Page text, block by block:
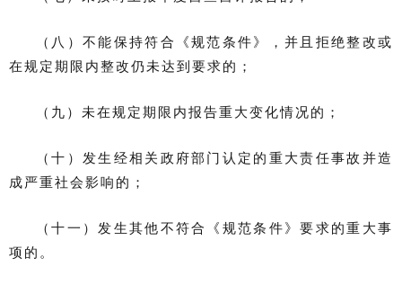
（八）不能保持符合《规范条件》，并且拒绝整改或
在规定期限内整改仍未达到要求的；
（九）未在规定期限内报告重大变化情况的；
（十）发生经相关政府部门认定的重大责任事故并造
成严重社会影响的；
（十一）发生其他不符合《规范条件》要求的重大事
项的。